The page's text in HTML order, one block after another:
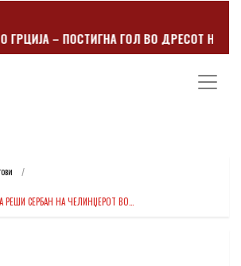
– ПОСТИГНА ГОЛ ВО ДРЕСОТ НА
РЕШИ СЕРБАН НА ЧЕЛИНЏЕРОТ ВО…